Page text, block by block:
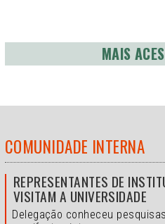
MAIS
COMUNIDADE INTERNA
REPRESENTANTES DE
VISITAM A UNIVERSIDADE
Delegação conheceu